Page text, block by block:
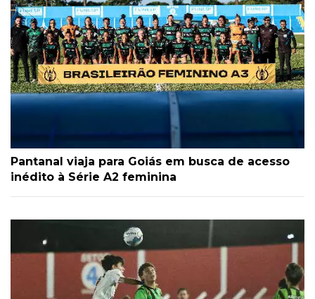
Pantanal viaja para Goiás em busca de acesso
inédito à Série A2 feminina